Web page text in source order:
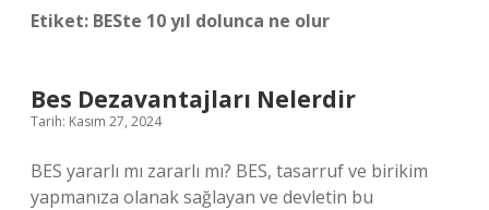
Etiket: BESte 10 yıl dolunca ne olur
Bes Dezavantajları Nelerdir
Tarih: Kasım 27, 2024
BES yararlı mı zararlı mı? BES, tasarruf ve birikim
yapmanıza olanak sağlayan ve devletin bu